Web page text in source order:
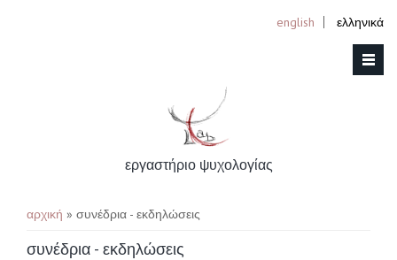
english ελληνικά
εργαστήριο ψυχολογίας
You are here
αρχική » συνέδρια - εκδηλώσεις
συνέδρια - εκδηλώσεις